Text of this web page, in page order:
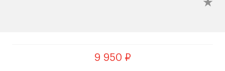
9 950 ₽